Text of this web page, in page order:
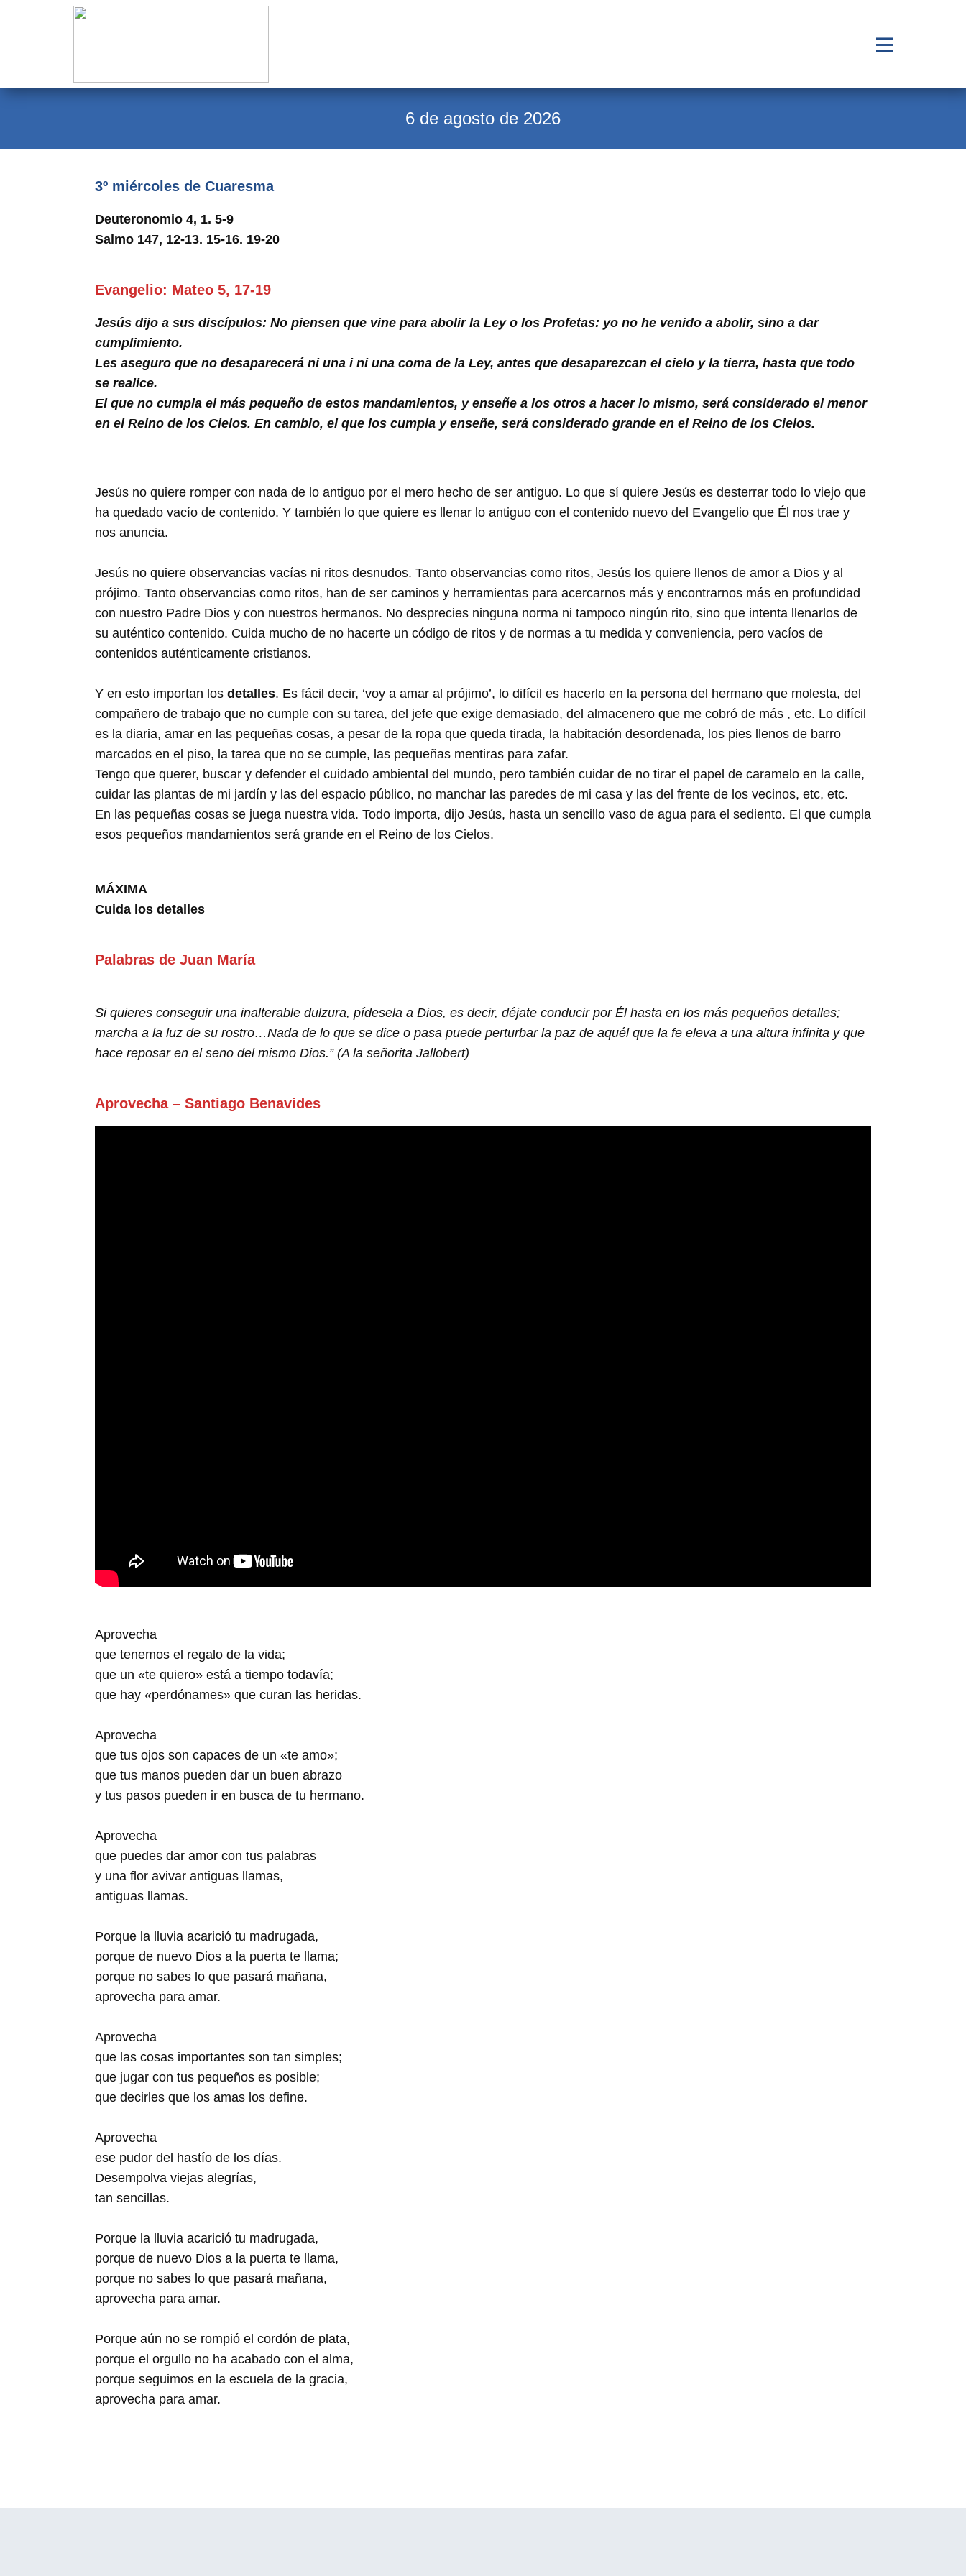
Calendario
Novena
Pastoral Vocacional
6 de agosto de 2026
3º miércoles de Cuaresma
Deuteronomio 4, 1. 5-9
Salmo 147, 12-13. 15-16. 19-20
Evangelio: Mateo 5, 17-19
Jesús dijo a sus discípulos: No piensen que vine para abolir la Ley o los Profetas: yo no he venido a abolir, sino a dar
cumplimiento.
Les aseguro que no desaparecerá ni una i ni una coma de la Ley, antes que desaparezcan el cielo y la tierra, hasta que todo
se realice.
El que no cumpla el más pequeño de estos mandamientos, y enseñe a los otros a hacer lo mismo, será considerado el menor
en el Reino de los Cielos. En cambio, el que los cumpla y enseñe, será considerado grande en el Reino de los Cielos.
Jesús no quiere romper con nada de lo antiguo por el mero hecho de ser antiguo. Lo que sí quiere Jesús es desterrar todo lo viejo que
ha quedado vacío de contenido. Y también lo que quiere es llenar lo antiguo con el contenido nuevo del Evangelio que Él nos trae y
nos anuncia.
Jesús no quiere observancias vacías ni ritos desnudos. Tanto observancias como ritos, Jesús los quiere llenos de amor a Dios y al
prójimo. Tanto observancias como ritos, han de ser caminos y herramientas para acercarnos más y encontrarnos más en profundidad
con nuestro Padre Dios y con nuestros hermanos. No desprecies ninguna norma ni tampoco ningún rito, sino que intenta llenarlos de
su auténtico contenido. Cuida mucho de no hacerte un código de ritos y de normas a tu medida y conveniencia, pero vacíos de
contenidos auténticamente cristianos.
Y en esto importan los detalles. Es fácil decir, ‘voy a amar al prójimo’, lo difícil es hacerlo en la persona del hermano que molesta, del
compañero de trabajo que no cumple con su tarea, del jefe que exige demasiado, del almacenero que me cobró de más , etc. Lo difícil
es la diaria, amar en las pequeñas cosas, a pesar de la ropa que queda tirada, la habitación desordenada, los pies llenos de barro
marcados en el piso, la tarea que no se cumple, las pequeñas mentiras para zafar.
Tengo que querer, buscar y defender el cuidado ambiental del mundo, pero también cuidar de no tirar el papel de caramelo en la calle,
cuidar las plantas de mi jardín y las del espacio público, no manchar las paredes de mi casa y las del frente de los vecinos, etc, etc.
En las pequeñas cosas se juega nuestra vida. Todo importa, dijo Jesús, hasta un sencillo vaso de agua para el sediento. El que cumpla
esos pequeños mandamientos será grande en el Reino de los Cielos.
MÁXIMA
Cuida los detalles
Palabras de Juan María
Si quieres conseguir una inalterable dulzura, pídesela a Dios, es decir, déjate conducir por Él hasta en los más pequeños detalles;
marcha a la luz de su rostro…Nada de lo que se dice o pasa puede perturbar la paz de aquél que la fe eleva a una altura infinita y que
hace reposar en el seno del mismo Dios.” (A la señorita Jallobert)
Aprovecha – Santiago Benavides
Aprovecha
que tenemos el regalo de la vida;
que un «te quiero» está a tiempo todavía;
que hay «perdónames» que curan las heridas.
Aprovecha
que tus ojos son capaces de un «te amo»;
que tus manos pueden dar un buen abrazo
y tus pasos pueden ir en busca de tu hermano.
Aprovecha
que puedes dar amor con tus palabras
y una flor avivar antiguas llamas,
antiguas llamas.
Porque la lluvia acarició tu madrugada,
porque de nuevo Dios a la puerta te llama;
porque no sabes lo que pasará mañana,
aprovecha para amar.
Aprovecha
que las cosas importantes son tan simples;
que jugar con tus pequeños es posible;
que decirles que los amas los define.
Aprovecha
ese pudor del hastío de los días.
Desempolva viejas alegrías,
tan sencillas.
Porque la lluvia acarició tu madrugada,
porque de nuevo Dios a la puerta te llama,
porque no sabes lo que pasará mañana,
aprovecha para amar.
Porque aún no se rompió el cordón de plata,
porque el orgullo no ha acabado con el alma,
porque seguimos en la escuela de la gracia,
aprovecha para amar.